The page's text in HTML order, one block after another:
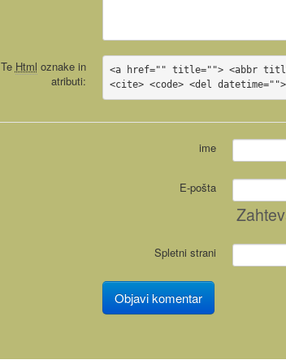
Te Html oznake in
atributi:
<a href="" title=""> <abbr
<cite> <code> <del
ime
E-pošta
Spletni strani